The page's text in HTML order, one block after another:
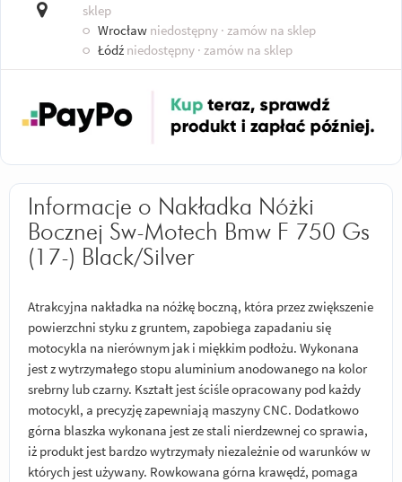
sklep
○ Wrocław niedostępny · zamów na sklep
○ Łódź niedostępny · zamów na sklep
Informacje o Nakładka Nóżki
Bocznej Sw-Motech Bmw F 750 Gs
(17-) Black/Silver
Atrakcyjna nakładka na nóżkę boczną, która przez zwiększenie
powierzchni styku z gruntem, zapobiega zapadaniu się
motocykla na nierównym jak i miękkim podłożu. Wykonana
jest z wytrzymałego stopu aluminium anodowanego na kolor
srebrny lub czarny. Kształt jest ściśle opracowany pod każdy
motocykl, a precyzję zapewniają maszyny CNC. Dodatkowo
górna blaszka wykonana jest ze stali nierdzewnej co sprawia,
iż produkt jest bardzo wytrzymały niezależnie od warunków w
których jest używany. Rowkowana górna krawędź, pomaga